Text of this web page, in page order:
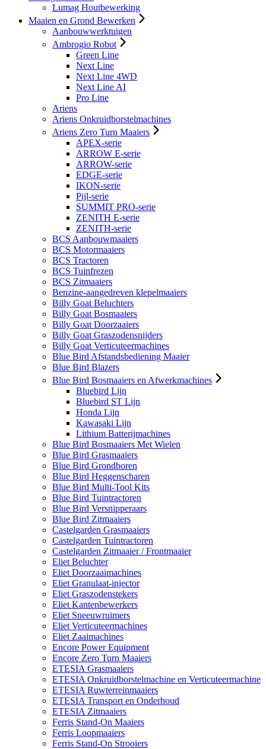
Lumag Houtbewerking
Maaien en Grond Bewerken
Aanbouwwerktuigen
Ambrogio Robot
Green Line
Next Line
Next Line 4WD
Next Line AI
Pro Line
Ariens
Ariens Onkruidborstelmachines
Ariens Zero Turn Maaiers
APEX-serie
ARROW E-serie
ARROW-serie
EDGE-serie
IKON-serie
Pijl-serie
SUMMIT PRO-serie
ZENITH E-serie
ZENITH-serie
BCS Aanbouwmaaiers
BCS Motormaaiers
BCS Tractoren
BCS Tuinfrezen
BCS Zitmaaiers
Benzine-aangedreven klepelmaaiers
Billy Goat Beluchters
Billy Goat Bosmaaiers
Billy Goat Doorzaaiers
Billy Goat Graszodensnijders
Billy Goat Verticuteermachines
Blue Bird Afstandsbediening Maaier
Blue Bird Blazers
Blue Bird Bosmaaiers en Afwerkmachines
Bluebird Lijn
Bluebird ST Lijn
Honda Lijn
Kawasaki Lijn
Lithium Batterijmachines
Blue Bird Bosmaaiers Met Wielen
Blue Bird Grasmaaiers
Blue Bird Grondboren
Blue Bird Heggenscharen
Blue Bird Multi-Tool Kits
Blue Bird Tuintractoren
Blue Bird Versnipperaars
Blue Bird Zitmaaiers
Castelgarden Grasmaaiers
Castelgarden Tuintractoren
Castelgarden Zitmaaier / Frontmaaier
Eliet Beluchter
Eliet Doorzaaimachines
Eliet Granulaat-injector
Eliet Graszodenstekers
Eliet Kantenbewerkers
Eliet Sneeuwruimers
Eliet Verticuteermachines
Eliet Zaaimachines
Encore Power Equipment
Encore Zero Turn Maaiers
ETESIA Grasmaaiers
ETESIA Onkruidborstelmachine en Verticuteermachine
ETESIA Ruwterreinmaaiers
ETESIA Transport en Onderhoud
ETESIA Zitmaaiers
Ferris Stand-On Maaiers
Ferris Loopmaaiers
Ferris Stand-On Strooiers